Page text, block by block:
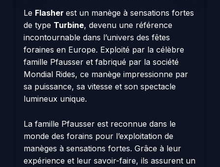
Le Flasher est un manège à sensations fortes
de type Turbine, devenu une référence
incontournable dans l’univers des fêtes
foraines en Europe. Exploité par la célèbre
famille Pfausser et fabriqué par la société
Mondial Rides, ce manège impressionne par
sa puissance, sa vitesse et son spectacle
lumineux unique.
La famille Pfausser est reconnue dans le
monde des forains pour l’exploitation de
manèges à sensations fortes. Grâce à leur
expérience et leur savoir-faire, ils assurent un